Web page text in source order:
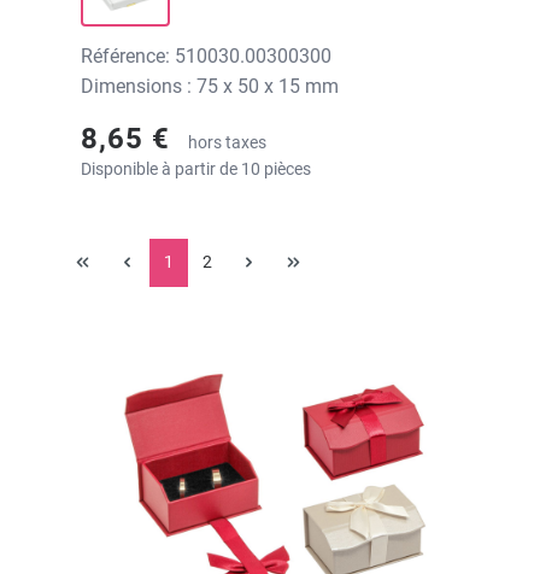
Référence: 510030.00300300
Dimensions : 75 x 50 x 15 mm
8,65 €
hors taxes
Disponible à partir de 10 pièces
1 2